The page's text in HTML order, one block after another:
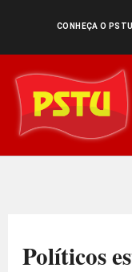
conteúdo
CONHEÇA O PSTU
Políticos